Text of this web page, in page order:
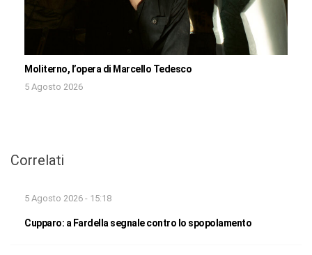
Moliterno, l’opera di Marcello Tedesco
5 Agosto 2026
Correlati
5 Agosto 2026 - 15:18
Cupparo: a Fardella segnale contro lo spopolamento